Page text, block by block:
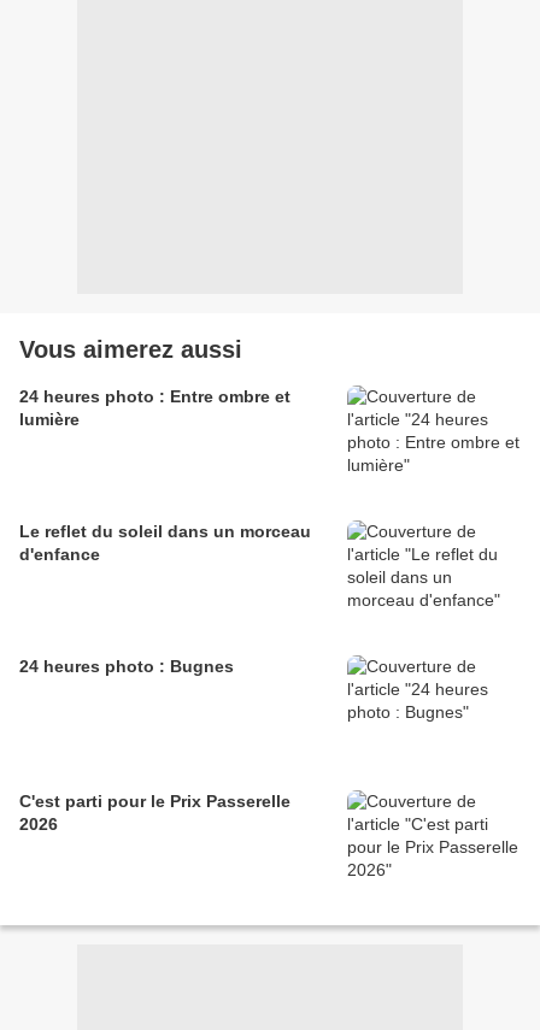
Vous aimerez aussi
24 heures photo : Entre ombre et
lumière
Le reflet du soleil dans un morceau
d'enfance
24 heures photo : Bugnes
C'est parti pour le Prix Passerelle
2026